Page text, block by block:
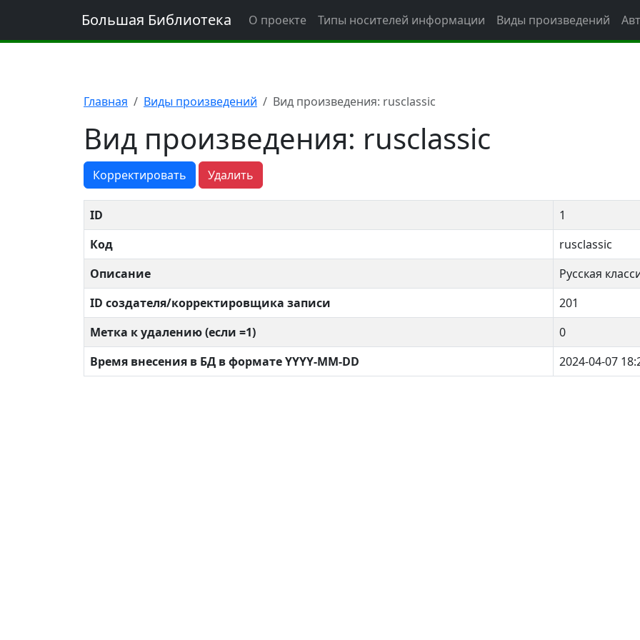
Большая Библиотека О проекте Типы носителей информации Виды произведений
Главная Виды произведений Вид произведения: rusclassic
Вид произведения: rusclassic
Корректировать Удалить
ID
1
Код
rusclassic
Описание
Русская
ID создателя/корректировщика записи
201
Метка к удалению (если =1)
0
Время внесения в БД в формате YYYY-MM-DD
2024-04-07